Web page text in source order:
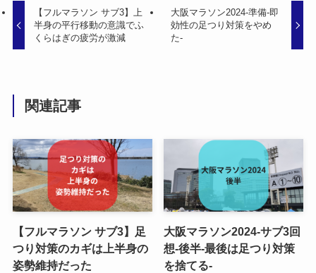
【フルマラソン サブ3】上
半身の平行移動の意識でふ
くらはぎの疲労が激減
大阪マラソン2024-準備-即
効性の足つり対策をやめ
た-
関連記事
【フルマラソン サブ3】足
つり対策のカギは上半身の
姿勢維持だった
大阪マラソン2024-サブ3回
想-後半-最後は足つり対策
を捨てる-